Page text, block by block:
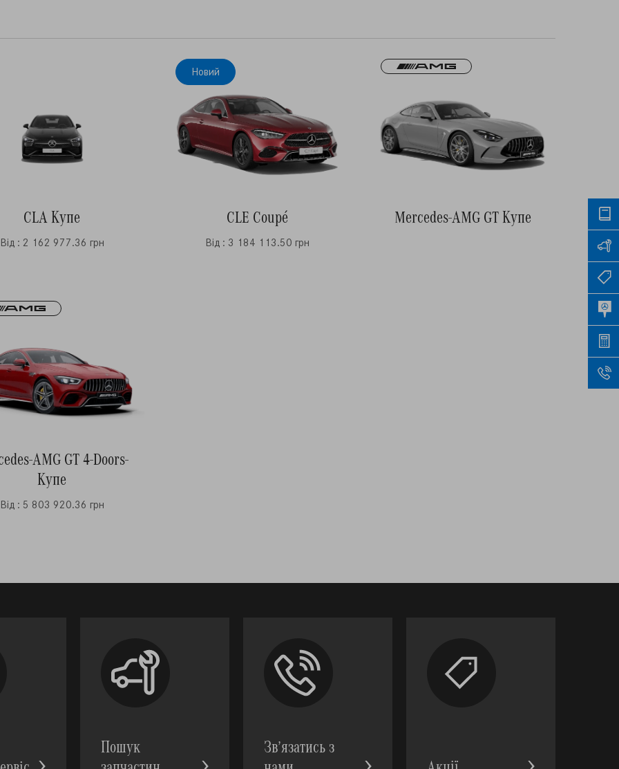
CLA Купе
Від : 2 162 977.36 грн
CLE Coupé
Від : 3 184 113.50 грн
Новий
Mercedes-AMG GT Купе
AMG GT 4-Doors-
Купе
Від : 5 803 920.36 грн
Пошук
Зв’язатись з